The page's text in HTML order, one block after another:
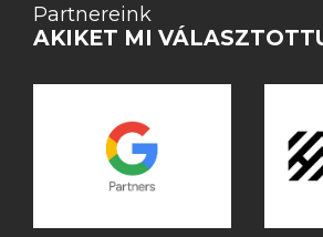
Partnereink
AKIKET MI